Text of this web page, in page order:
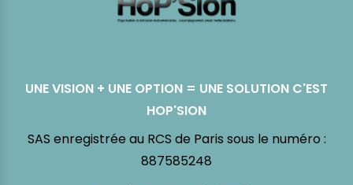
UNE VISION + UNE OPTION = UNE SOLUTION C'EST
HOP'SION
SAS enregistrée au RCS de Paris sous le numéro :
887585248